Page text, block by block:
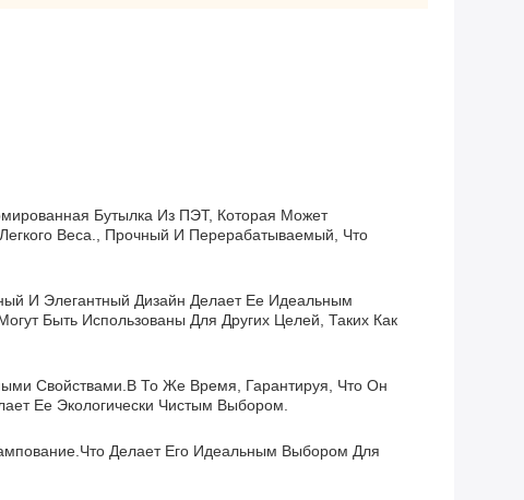
Бутылка Из ПЭТ, Которая Может
Веса., Прочный И Перерабатываемый, Что
И Элегантный Дизайн Делает Ее Идеальным
Быть Использованы Для Других Целей, Таких Как
Свойствами.в То Же Время, Гарантируя, Что Он
Ее Экологически Чистым Выбором.
Делает Его Идеальным Выбором Для